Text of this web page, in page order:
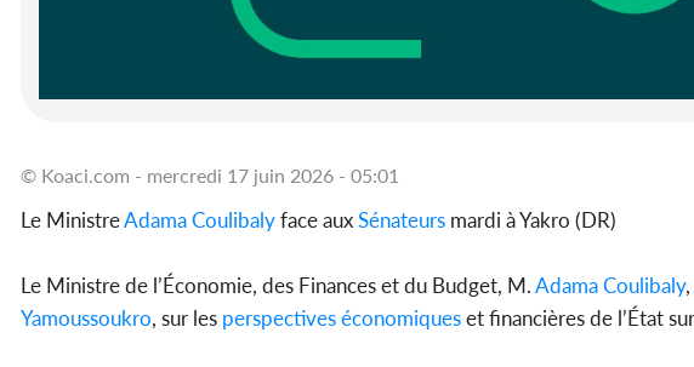
© Koaci.com - mercredi 17 juin 2026 - 05:01
Le MinistreAdama Coulibalyface auxSénateurs mardi à Yakro (DR)
Le Ministre de l’Économie, des Finances et du Budget, M.Adama Coulibaly
Yamoussoukro, sur les perspectiveséconomiqueset financières de l’État